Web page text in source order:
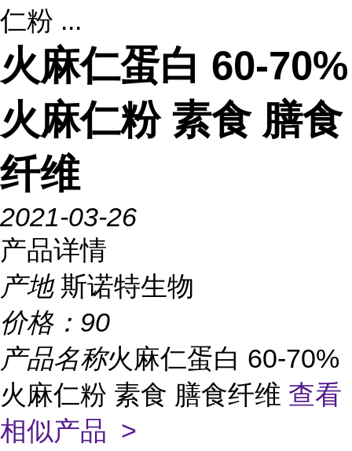
仁粉 ...
火麻仁蛋白 60-70%
火麻仁粉 素食 膳食
纤维
2021-03-26
产品详情
产地 斯诺特生物
价格： 90
产品名称火麻仁蛋白 60-70%
火麻仁粉 素食 膳食纤维 查看
相似产品 >